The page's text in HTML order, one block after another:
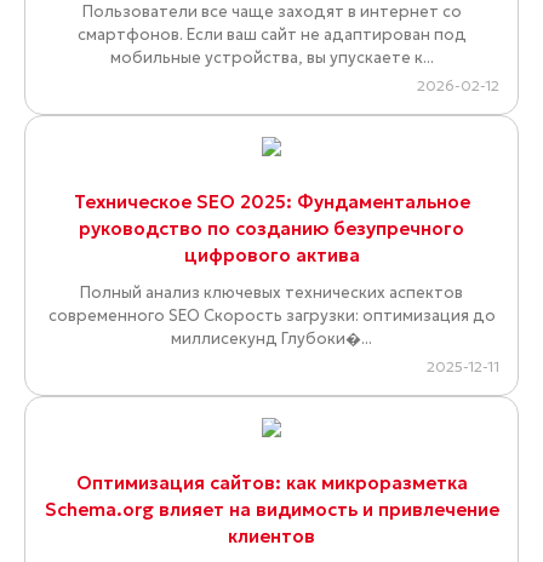
Пользователи все чаще заходят в интернет со
смартфонов. Если ваш сайт не адаптирован под
мобильные устройства, вы упускаете к...
2026-02-12
Техническое SEO 2025: Фундаментальное
руководство по созданию безупречного
цифрового актива
Полный анализ ключевых технических аспектов
современного SEO Скорость загрузки: оптимизация до
миллисекунд Глубоки�...
2025-12-11
Оптимизация сайтов: как микроразметка
Schema.org влияет на видимость и привлечение
клиентов